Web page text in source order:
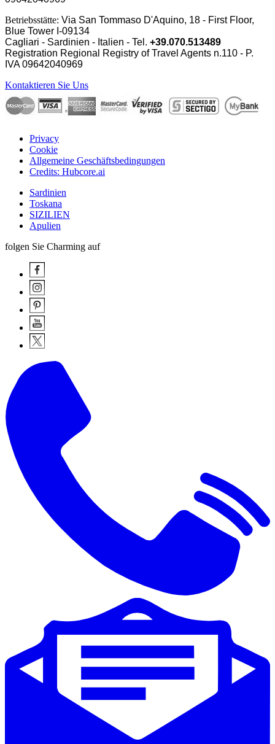
Betriebsstätte: Via San Tommaso D'Aquino, 18 - First Floor,
Blue Tower I-09134
Cagliari - Sardinien - Italien - Tel. +39.070.513489
Registration Regional Registry of Travel Agents n.110 - P.
IVA09642040969
Kontaktieren Sie Uns
Privacy
Cookie
Allgemeine Geschäftsbedingungen
Credits: Hubcore.ai
Sardinien
Toskana
SIZILIEN
Apulien
folgen Sie Charming auf